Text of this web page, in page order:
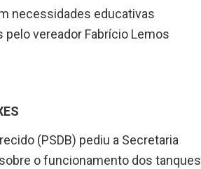
necessidades educativas
vereador Fabrício Lemos
(PSDB) pediu a Secretaria
o funcionamento dos tanques